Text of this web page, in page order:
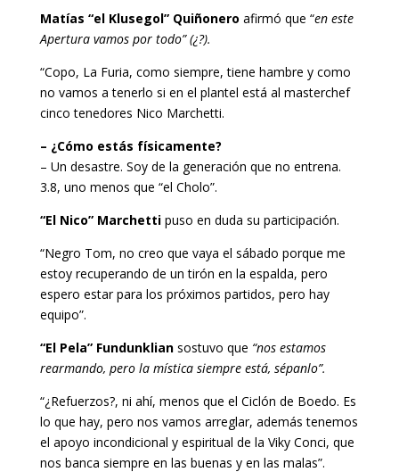
Matías “el Klusegol” Quiñonero afirmó que “en este
Apertura vamos por todo” (¿?).
“Copo, La Furia, como siempre, tiene hambre y como
no vamos a tenerlo si en el plantel está al masterchef
cinco tenedores Nico Marchetti.
– ¿Cómo estás físicamente?
– Un desastre. Soy de la generación que no entrena.
3.8, uno menos que “el Cholo”.
“El Nico” Marchettipuso en duda su participación.
“Negro Tom, no creo que vaya el sábado porque me
estoy recuperando de un tirón en la espalda, pero
espero estar para los próximos partidos, pero hay
equipo”.
“El Pela” Fundunkliansostuvo que “nos estamos
rearmando, pero la mística siempre está, sépanlo”.
“¿Refuerzos?, ni ahí, menos que el Ciclón de Boedo. Es
lo que hay, pero nos vamos arreglar, además tenemos
el apoyo incondicional y espiritual de la Viky Conci, que
nos banca siempre en las buenas y en las malas”.